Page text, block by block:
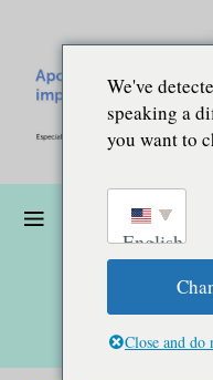
We've
speaking a
you want to
English
Close and do